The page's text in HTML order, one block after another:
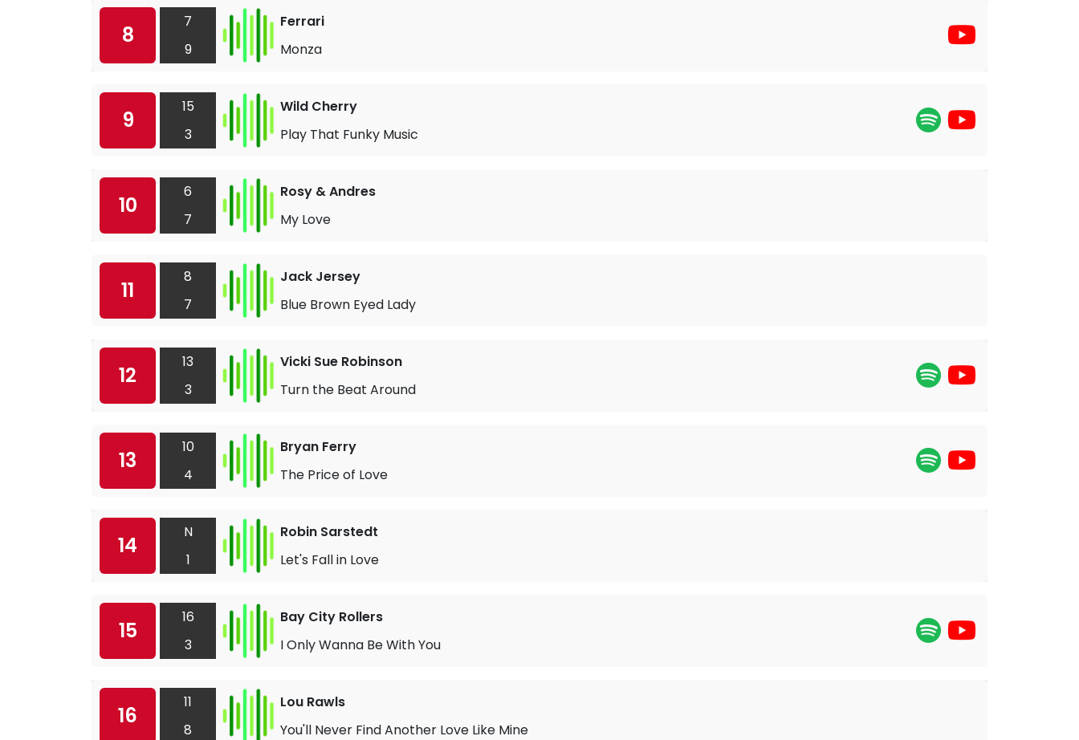
8
7
9
Ferrari
Monza
9
15
3
Wild Cherry
Play That Funky Music
10
6
7
Rosy & Andres
My Love
11
8
7
Jack Jersey
Blue Brown Eyed Lady
12
13
3
Vicki Sue Robinson
Turn the Beat Around
13
10
4
Bryan Ferry
The Price of Love
14
N
1
Robin Sarstedt
Let's Fall in Love
15
16
3
Bay City Rollers
I Only Wanna Be With You
16
11
8
Lou Rawls
You'll Never Find Another Love Like Mine